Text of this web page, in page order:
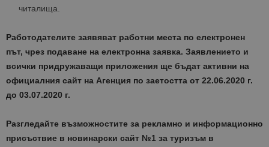
читалища.
Работодателите заявяват работни места по електронен
път, чрез подаване на електронна заявка. Заявлението и
всички придружаващи приложения ще бъдат активни на
официалния сайт на Агенция по заетостта от 22.06.2020 г.
до 03.07.2020 г.
Разгледайте възможностите за рекламно и информационно
присъствие в новинарски сайт №1 за туризъм в